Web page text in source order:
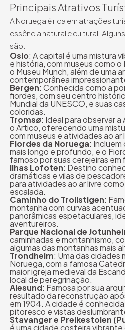
Principais Atrativos
A Noruega é rica em atrações
essência natural e cultural.
são:
Oslo: A capital é uma mistura
e história, com museus como o
o Museu Munch, além de uma
contemporânea
Bergen: Conhecida como a
fiordes, com seu centro
Mundial da UNESCO, e suas
coloridas.
Tromsø: Ideal para observar
o Ártico, oferecendo uma
com museus e atividades ao ar
Fiordes da Noruega:
mais longo e profundo, e o
famoso por suas cerejeiras em
Ilhas Lofoten: Destino
dramáticas e vilas de
para atividades ao ar livre
escalada.
Caminho do Trollstigen:
montanha com curvas
panorâmicas espetaculares,
aventureiros.
Parque Nacional de
caminhadas e montanhismo,
algumas das montanhas mais
Trondheim: Uma das cidades
Noruega, com a famosa
maior igreja medieval da
local de peregrinação.
Alesund: Famosa por sua
resultado da reconstrução
em 1904. A cidade é
pitoresco e vistas
Stavanger e Preikestolen
é uma cidade costeira